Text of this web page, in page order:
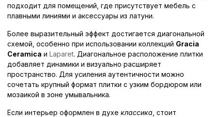
подходит для помещений, где присутствует мебель с
плавными линиями и аксессуары из латуни.
Более выразительный эффект достигается диагональной
схемой, особенно при использовании коллекций Gracia
Ceramica и Laparet. Диагональное расположение плитки
добавляет динамики и визуально расширяет
пространство. Для усиления аутентичности можно
сочетать крупный формат плитки с узким бордюром или
мозаикой в зоне умывальника.
Если интерьер оформлен в духе классика , стоит